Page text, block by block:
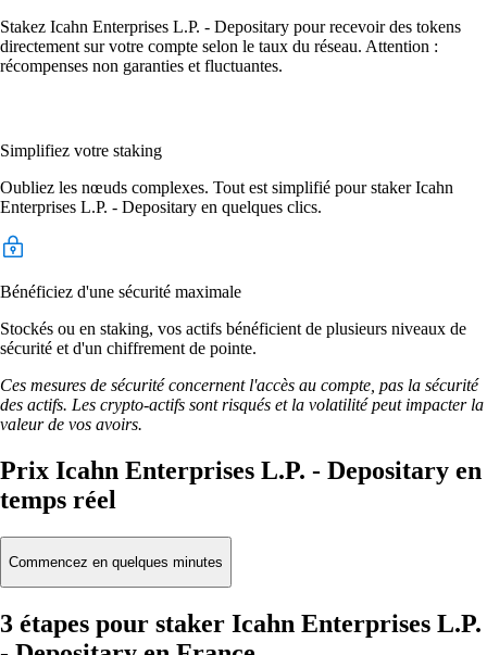
Stakez Icahn Enterprises L.P. - Depositary pour recevoir des tokens
directement sur votre compte selon le taux du réseau. Attention :
récompenses non garanties et fluctuantes.
Simplifiez votre staking
Oubliez les nœuds complexes. Tout est simplifié pour staker Icahn
Enterprises L.P. - Depositary en quelques clics.
Bénéficiez d'une sécurité maximale
Stockés ou en staking, vos actifs bénéficient de plusieurs niveaux de
sécurité et d'un chiffrement de pointe.
Ces mesures de sécurité concernent l'accès au compte, pas la sécurité
des actifs. Les crypto-actifs sont risqués et la volatilité peut impacter la
valeur de vos avoirs.
Prix Icahn Enterprises L.P. - Depositary en
temps réel
Commencez en quelques minutes
3 étapes pour staker Icahn Enterprises L.P.